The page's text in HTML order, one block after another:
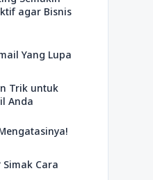
agar Bisnis
Yang Lupa
Trik untuk
Anda
Cara